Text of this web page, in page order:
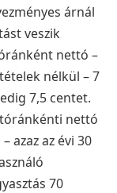
árnál
veszik
nettó –
nélkül – 7
7,5 centet.
nettó
azaz az évi 30
70